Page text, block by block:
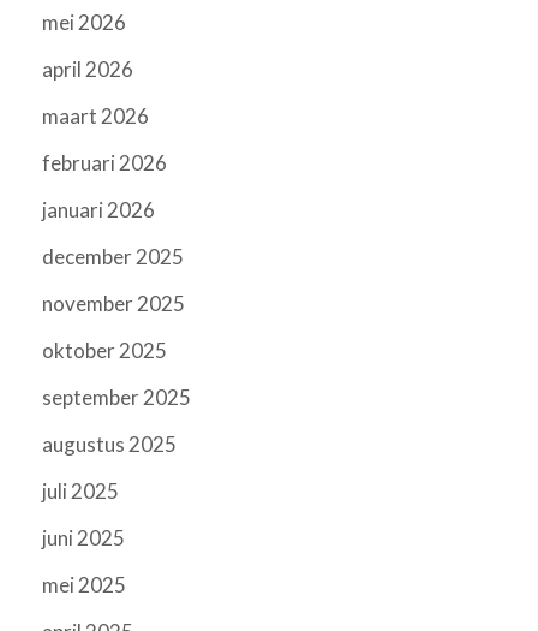
mei 2026
april 2026
maart 2026
februari 2026
januari 2026
december 2025
november 2025
oktober 2025
september 2025
augustus 2025
juli 2025
juni 2025
mei 2025